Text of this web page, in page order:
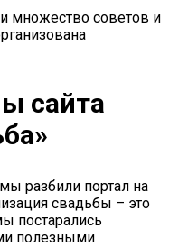
множество советов и
сайта
разбили портал на
свадьбы – это
постарались
полезными